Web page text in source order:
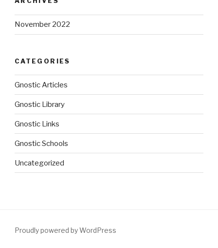
November 2022
CATEGORIES
Gnostic Articles
Gnostic Library
Gnostic Links
Gnostic Schools
Uncategorized
Proudly powered by WordPress